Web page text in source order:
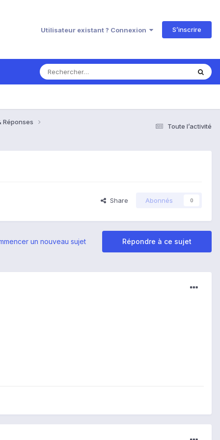
Utilisateur existant ? Connexion S’inscrire
Toute l’activité
Réponses
Share Abonnés 0
Répondre à ce sujet
un nouveau sujet